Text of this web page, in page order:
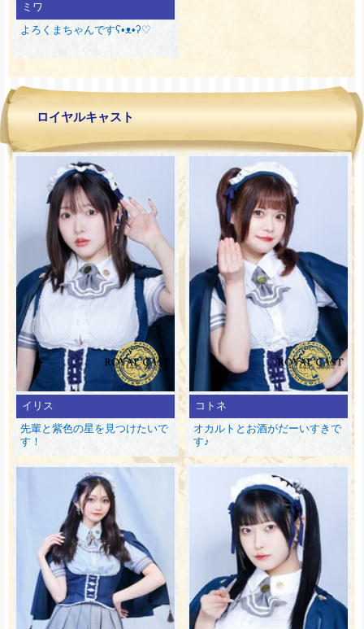
ミワ
よろくまちゃんですʕ•ᴥ•ʔ♡
ロイヤルキャスト
イリス
先輩と紫色の星を見つけたいで
す！
コトネ
オカルトとお酒がだーいすきで
す♪